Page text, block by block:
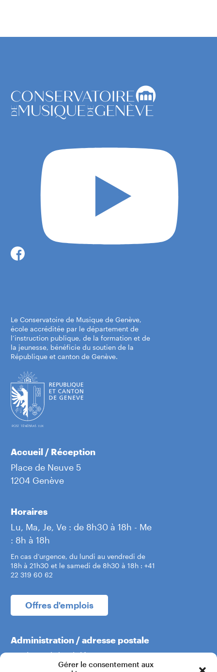
Gérer le consentement aux
Le Conservatoire de Musique de Genève,
école accréditée par le département de
l’instruction publique, de la formation et de
la jeunesse, bénéficie du soutien de la
République et canton de Genève.
Accueil / Réception
Place de Neuve 5
1204 Genève
Horaires
Lu, Ma, Je, Ve : de 8h30 à 18h - Me
: 8h à 18h
En cas d’urgence, du lundi au vendredi de
18h à 21h30 et le samedi de 8h30 à 18h : +41
22 319 60 62
Offres d'emplois
Administration / adresse postale
Boulevard du Théâtre 5
1204 Genève